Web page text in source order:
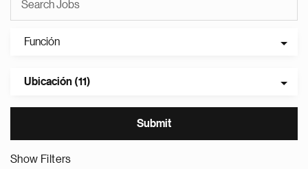
Función
Ubicación (11)
Show Filters